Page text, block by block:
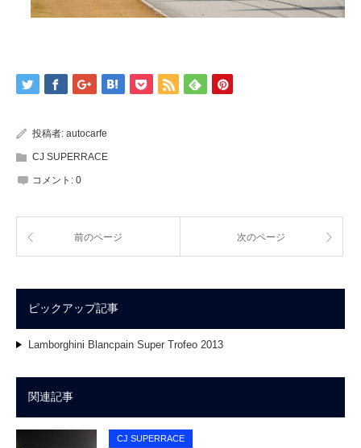
投稿者: autocarfe
CJ SUPERRACE
コメント: 0
前のページ 次のページ
ピックアップ記事
Lamborghini Blancpain Super Trofeo 2013
関連記事
CJ SUPERRACE